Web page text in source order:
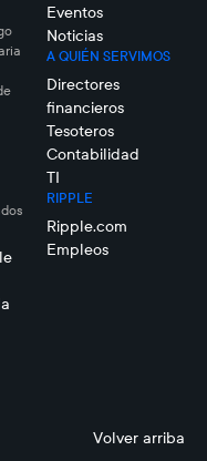
Eventos
Noticias
A QUIÉN SERVIMOS
Directores
financieros
Tesoteros
Contabilidad
TI
RIPPLE
Ripple.com
Empleos
Volver arriba